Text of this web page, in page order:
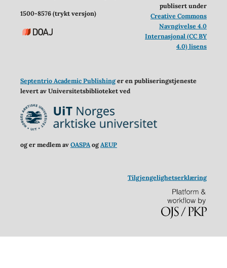
1500-8576 (trykt versjon)
Septentrio Academic Publishinger en publiseringstjeneste
levert av Universitetsbiblioteket ved
og er medlem av OASPAogAEUP
publisert under
Creative Commons
Navngivelse 4.0
Internasjonal (CC BY
4.0) lisens
Tilgjengelighetserklæring